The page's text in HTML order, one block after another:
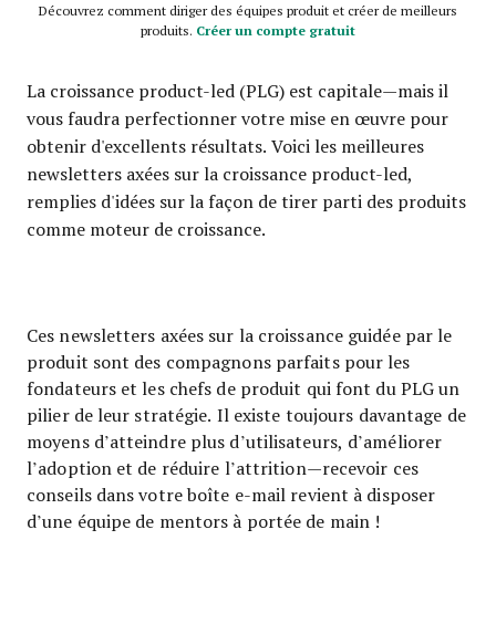
Découvrez comment diriger des équipes produit et créer de meilleurs
produits. Créer un compte gratuit
La croissance product-led (PLG) est capitale—mais il
vous faudra perfectionner votre mise en œuvre pour
obtenir d'excellents résultats. Voici les meilleures
newsletters axées sur la croissance product-led,
remplies d'idées sur la façon de tirer parti des produits
comme moteur de croissance.
Ces newsletters axées sur la croissance guidée par le
produit sont des compagnons parfaits pour les
fondateurs et les chefs de produit qui font du PLG un
pilier de leur stratégie. Il existe toujours davantage de
moyens d’atteindre plus d’utilisateurs, d’améliorer
l’adoption et de réduire l’attrition—recevoir ces
conseils dans votre boîte e-mail revient à disposer
d’une équipe de mentors à portée de main !